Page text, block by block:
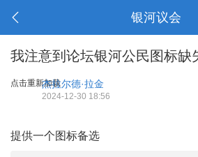
银河议会
我注意到论坛银河公民图标缺
点击重新加载杰拉尔德·拉金
2024-12-30 18:56
提供一个图标备选